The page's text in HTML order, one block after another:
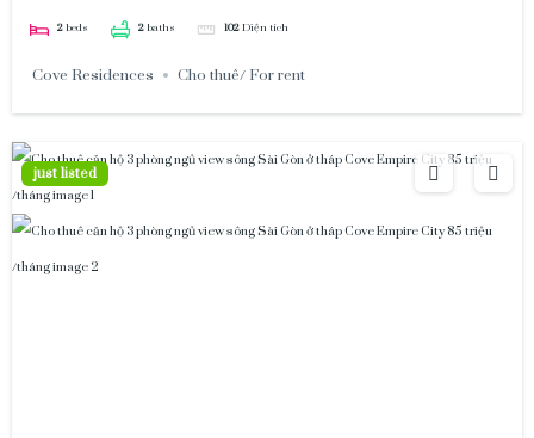
2 beds 2baths 102 Diện tích
Cove Residences Cho thuê/ For rent
just listed